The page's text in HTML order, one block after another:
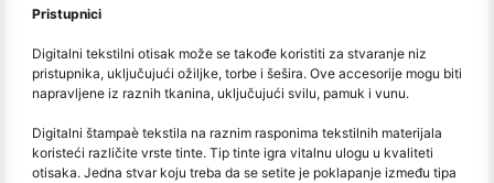
Pristupnici
Digitalni tekstilni otisak može se takođe koristiti za stvaranje niz
pristupnika, uključujući ožiljke, torbe i šešira. Ove accesorije mogu biti
napravljene iz raznih tkanina, uključujući svilu, pamuk i vunu.
Digitalni štampaè tekstila na raznim rasponima tekstilnih materijala
koristeći različite vrste tinte. Tip tinte igra vitalnu ulogu u kvaliteti
otisaka. Jedna stvar koju treba da se setite je poklapanje između tipa